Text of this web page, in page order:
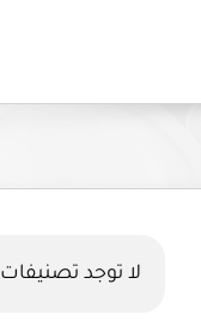
لا توجد تصنيفات